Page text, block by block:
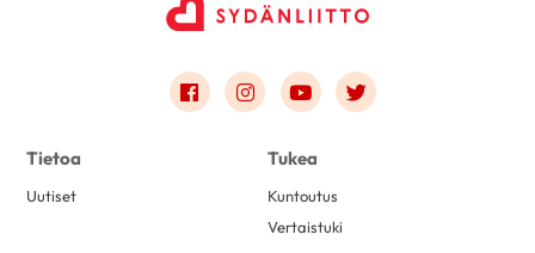
Link to facebook
Link to instagram
Link to youtube
Link to twitter
Tietoa
Uutiset
Tukea
Kuntoutus
Vertaistuki